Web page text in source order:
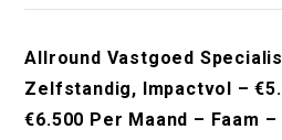
Allround Vastgoed
Zelfstandig, Impactvol –
€6.500 Per Maand – Faam –